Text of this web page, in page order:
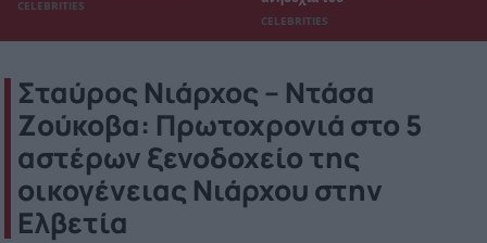
CELEBRITIES
CELEBRITIES
Σταύρος Νιάρχος – Ντάσα
Ζούκοβα: Πρωτοχρονιά στο 5
αστέρων ξενοδοχείο της
οικογένειας Νιάρχου στην
Ελβετία